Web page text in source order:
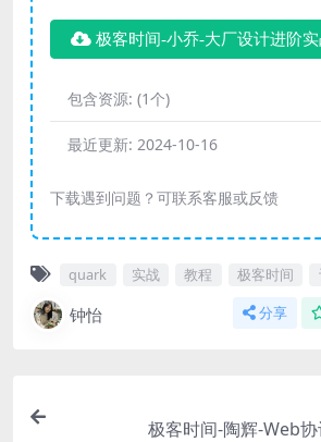
极客时间-小乔-大厂设计进阶实
包含资源: (1个)
最近更新: 2024-10-16
下载遇到问题？可联系客服或反馈
quark 实战 教程 极客时间
钟怡 分享
极客时间-陶辉-Web